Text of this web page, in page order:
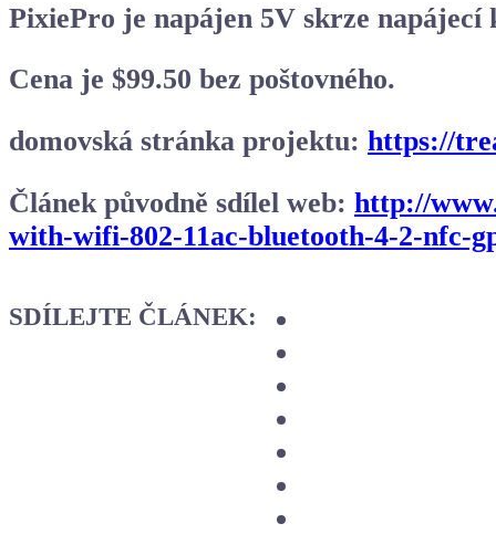
PixiePro je napájen 5V skrze
Cena je $99.50 bez poštovného.
domovská stránka projektu: https://
Článek původně sdílel web: http://
with-wifi-802-11ac-bluetooth-4-2-nfc-
SDÍLEJTE ČLÁNEK: